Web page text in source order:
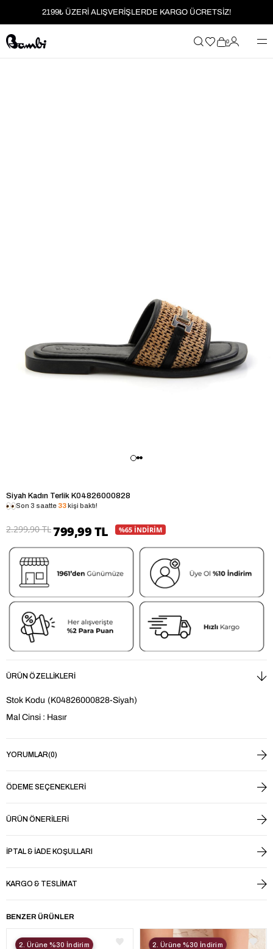
2199₺ ÜZERİ ALIŞVERİŞLERDE KARGO ÜCRETSİZ!
MOBİL UYGULAMAYA ÖZEL İLK ALIŞVERİŞİNİZE %5 İNDİRİM
0
Siyah Kadın Terlik K04826000828
Son 3 saatte 33kişi baktı!
2.299,90 TL799,99 TL %65 İNDİRİM
ÜRÜN ÖZELLIKLERI
Stok Kodu (K04826000828-Siyah)
Mal Cinsi : Hasır
YORUMLAR(0)
ÖDEME SEÇENEKLERI
ÜRÜN ÖNERILERI
İPTAL & İADE KOŞULLARI
KARGO & TESLIMAT
BENZER ÜRÜNLER
2. Ürüne %30 İndirim 2. Ürüne %30 İndirim